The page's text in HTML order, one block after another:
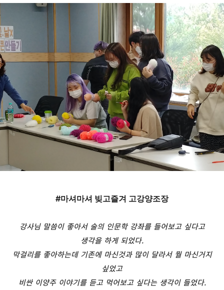
#마셔마셔 빚고즐겨 고강양조장
강사님 말씀이 좋아서 술의 인문학 강좌를 들어보고 싶다고
생각을 하게 되었다.
막걸리를 좋아하는데 기존에 마신것과 많이 달라서 뭘 마신거지
싶었고
비싼 이양주 이야기를 듣고 먹어보고 싶다는 생각이 들었다.